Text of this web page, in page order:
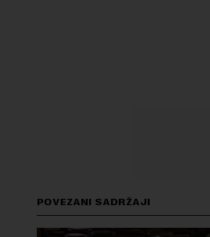
POVEZANI SADRŽAJI